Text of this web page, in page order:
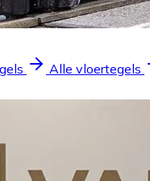
Alle vloertegels